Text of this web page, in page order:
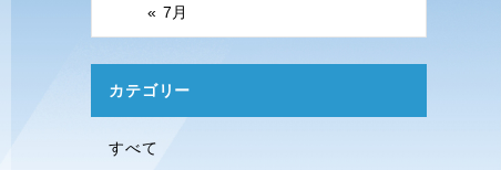
« 7月
カテゴリー
すべて